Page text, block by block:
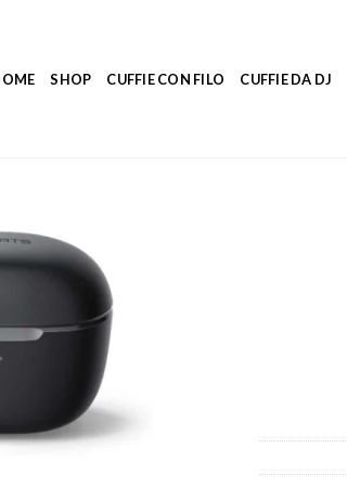
SHOP CUFFIE CON FILO CUFFIE DA DJ